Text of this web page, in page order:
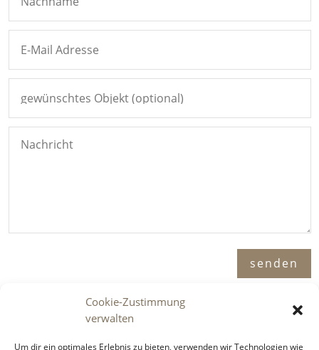
Cookie-Zustimmung
verwalten
Um dir ein optimales Erlebnis zu bieten, verwenden wir Technologien wie
senden